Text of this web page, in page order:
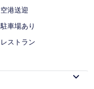
空港送迎
駐車場あり
レストラン